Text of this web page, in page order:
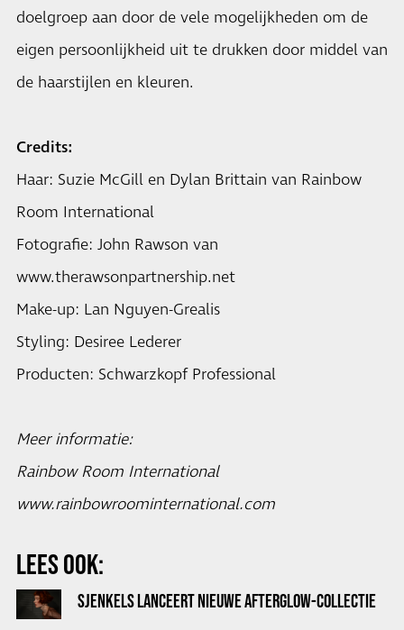
doelgroep aan door de vele mogelijkheden om de
eigen persoonlijkheid uit te drukken door middel van
de haarstijlen en kleuren.
Credits:
Haar: Suzie McGill en Dylan Brittain van Rainbow
Room International
Fotografie: John Rawson van
www.therawsonpartnership.net
Make-up: Lan Nguyen-Grealis
Styling: Desiree Lederer
Producten: Schwarzkopf Professional
Meer informatie:
Rainbow Room International
www.rainbowroominternational.com
LEES OOK:
SJENKELS LANCEERT NIEUWE AFTERGLOW-COLLECTIE